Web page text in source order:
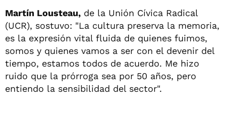
Martín Lousteau, de la Unión Cívica Radical
(UCR), sostuvo: "La cultura preserva la memoria,
es la expresión vital fluida de quienes fuimos,
somos y quienes vamos a ser con el devenir del
tiempo, estamos todos de acuerdo. Me hizo
ruido que la prórroga sea por 50 años, pero
entiendo la sensibilidad del sector".